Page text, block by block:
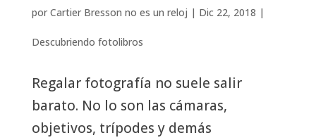
por Cartier Bresson no es un reloj | Dic 22, 2018 |
Descubriendo fotolibros
Regalar fotografía no suele salir
barato. No lo son las cámaras,
objetivos, trípodes y demás